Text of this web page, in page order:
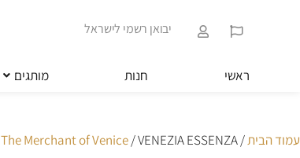
הַמְּסַיַּעַת
לִנְגִישׁוּת
יבואן רשמי לישראל
ראשי חנות מותגים
עמוד הבית/
The Merchant of Venice/ VENEZIA ESSENZA